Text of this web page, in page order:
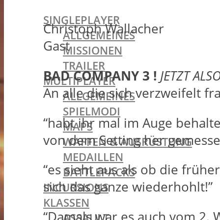
SINGLEPLAYER
ALLGEMEINES
MISSIONEN
TRAILER
MULTIPLAYER
ALLGEMEINES
SPIELMODI
MAPS
WAFFEN & AUSRÜSTUNG
MEDAILLEN
BATTLEPACKS
INCURSIONS
KLASSEN
Christoph Wallacher
Gast
BAD COMPANY 3 ! JETZT
An alle die sich verzweifelt
“habt ihr mal im Auge
von dem Setting her
“es sieht aus als ob die
sich das ganze wiederhohlt!”